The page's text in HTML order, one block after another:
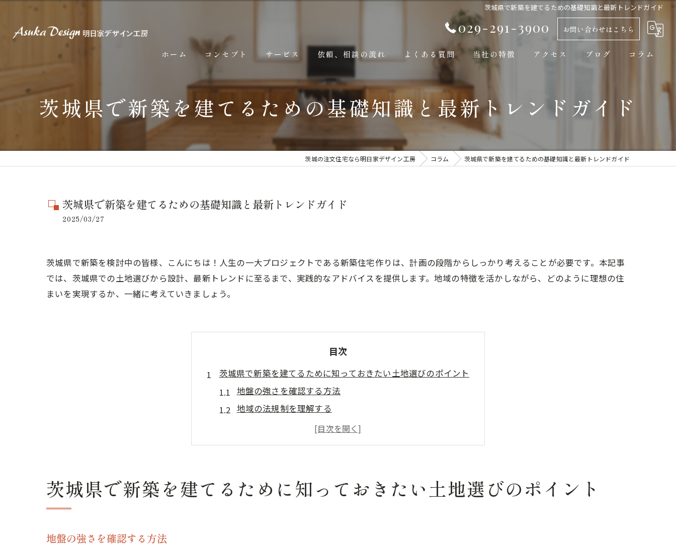
茨城県で新築を建てるための基礎知識と最新トレンドガイド
029-291-3900 お問い合わせはこちら
ホーム コンセプト サービス 依頼、相談の流れ よくある質問 当社の特徴
新築
平屋
自然素材
工務店
アクセス ブログ コラム
茨城県で新築を建てるための基礎知識と最新トレンドガイド
茨城の注文住宅なら明日家デザイン工房 コラム 茨城県で新築を建てるための基礎知識と最新トレンドガイド
茨城県で新築を建てるための基礎知識と最新トレンドガイド
2025/03/27
茨城県で新築を検討中の皆様、こんにちは！人生の一大プロジェクトである新築住宅作りは、計画の段階からしっかり考えることが必要です。本記事
では、茨城県での土地選びから設計、最新トレンドに至るまで、実践的なアドバイスを提供します。地域の特徴を活かしながら、どのように理想の住
まいを実現するか、一緒に考えていきましょう。
目次
茨城県で新築を建てるために知っておきたい土地選びのポイント
地盤の強さを確認する方法
地域の法規制を理解する
利便性と環境のバランスを考える
将来の地価動向を予測する
地元の不動産業者の知識を活用する
理想の新築住宅を実現するための設計のヒントと最新トレンド
茨城県で新築を建てるために知っておきたい土地選びのポイント
地盤の強さを確認する方法